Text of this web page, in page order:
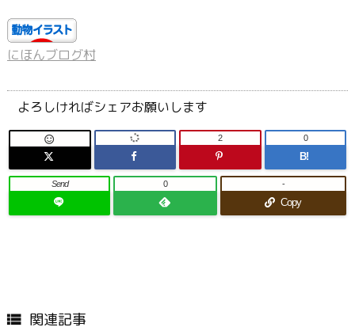
にほんブログ村
よろしければシェアお願いします
 2
B!
0
Send 0
Copy
-
 関連記事